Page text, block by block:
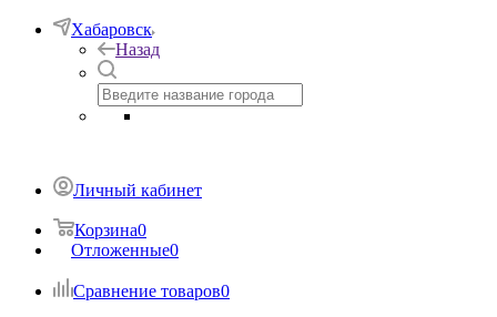
Хабаровск
Назад
Личный кабинет
Корзина0
Отложенные0
Сравнение товаров0